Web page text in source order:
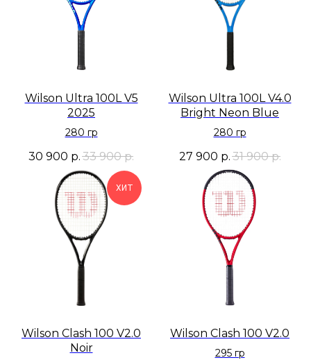
Wilson Ultra 100L V5
2025
280 гр
30 900 р. 33 900 р.
Wilson Ultra 100L V4.0
Bright Neon Blue
280 гр
27 900 р.31 900 р.
ХИТ
Wilson Clash 100 V2.0
Noir
Wilson Clash 100 V2.0
295 гр